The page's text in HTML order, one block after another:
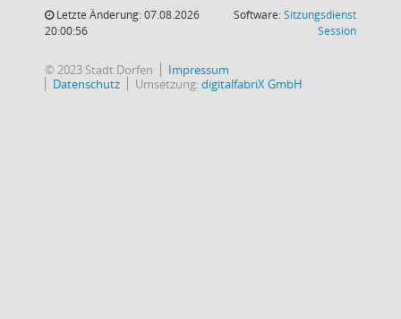
Letzte Änderung: 07.08.2026
20:00:56
Software:Sitzungsdienst
Session(Wird in
© 2023 Stadt Dorfen
Impressum
Datenschutz
Umsetzung:digitalfabriX GmbH